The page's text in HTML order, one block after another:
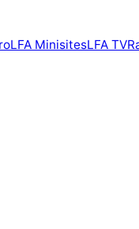
LFA MinisitesLFA TV